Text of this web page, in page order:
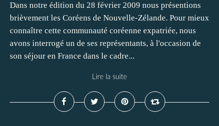
Dans notre édition du 28 février 2009 nous présentions
brièvement les Coréens de Nouvelle-Zélande. Pour mieux
connaître cette communauté coréenne expatriée, nous
avons interrogé un de ses représentants, à l'occasion de
son séjour en France dans le cadre...
Lire la suite